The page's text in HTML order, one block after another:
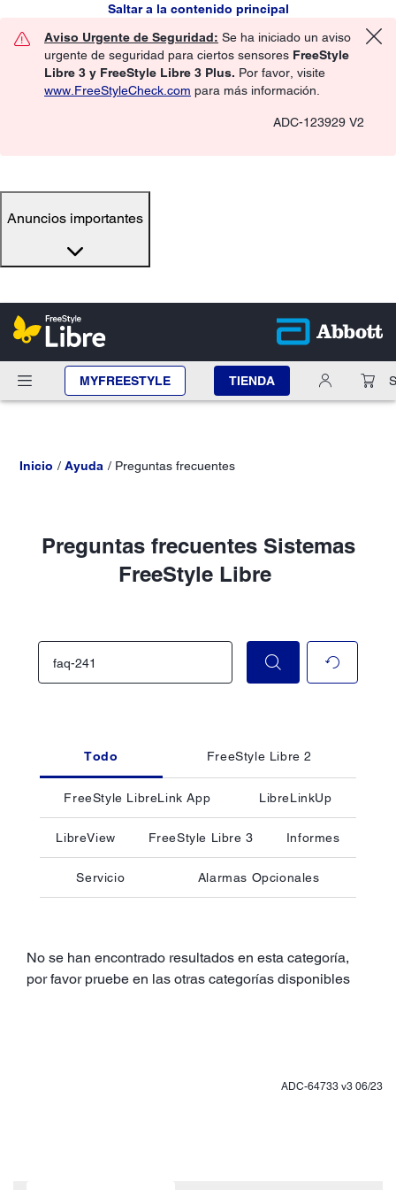
Saltar a la contenido principal
Aviso Urgente de Seguridad: Se ha iniciado un aviso
urgente de seguridad para ciertos sensores FreeStyle
Libre 3 y FreeStyle Libre 3 Plus. Por favor, visite
www.FreeStyleCheck.com para más información.
ADC-123929 V2
Anuncios importantes
MYFREESTYLE TIENDA
Inicio Ayuda Preguntas frecuentes
Preguntas frecuentes Sistemas
FreeStyle Libre
Todo FreeStyle Libre 2
FreeStyle LibreLink App LibreLinkUp
LibreView FreeStyle Libre 3 Informes
Servicio Alarmas Opcionales
No se han encontrado resultados en esta categoría,
por favor pruebe en las otras categorías disponibles
ADC-64733 v3 06/23